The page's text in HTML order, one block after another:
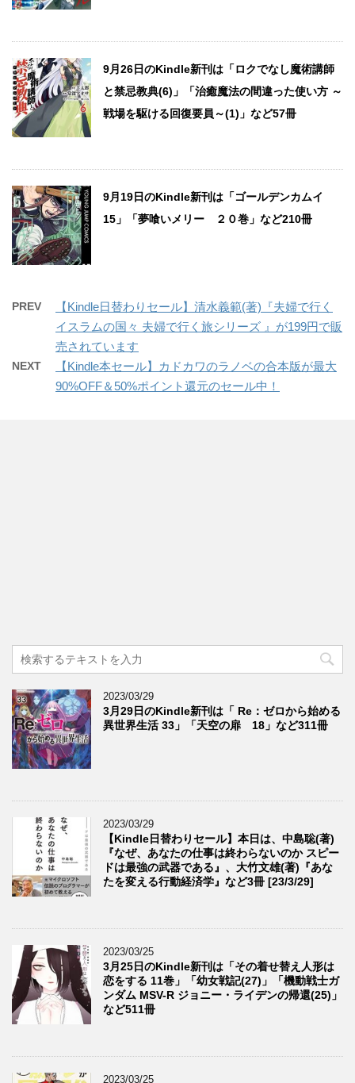
9月26日のKindle新刊は「ロクでなし魔術講師
と禁忌教典(6)」「治癒魔法の間違った使い方 ～
戦場を駆ける回復要員～(1)」など57冊
9月19日のKindle新刊は「ゴールデンカムイ
15」「夢喰いメリー ２０巻」など210冊
PREV
【Kindle日替わりセール】清水義範(著)『夫婦で行く
イスラムの国々 夫婦で行く旅シリーズ 』が199円で販
売されています
NEXT
【Kindle本セール】カドカワのラノベの合本版が最大
90%OFF＆50%ポイント還元のセール中！
2023/03/29
3月29日のKindle新刊は「 Re：ゼロから始める
異世界生活 33」「天空の扉 18」など311冊
2023/03/29
【Kindle日替わりセール】本日は、中島聡(著)
『なぜ、あなたの仕事は終わらないのか スピー
ドは最強の武器である』、大竹文雄(著)『あな
たを変える行動経済学』など3冊 [23/3/29]
2023/03/25
3月25日のKindle新刊は「その着せ替え人形は
恋をする 11巻」「幼女戦記(27)」「機動戦士ガ
ンダム MSV-R ジョニー・ライデンの帰還(25)」
など511冊
2023/03/25